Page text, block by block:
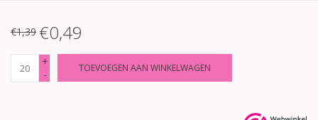
€1,39 €0,49
+
-
TOEVOEGEN AAN WINKELWAGEN